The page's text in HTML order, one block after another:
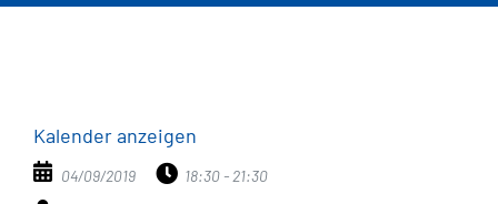
Kalender anzeigen
04/09/2019 18:30 - 21:30